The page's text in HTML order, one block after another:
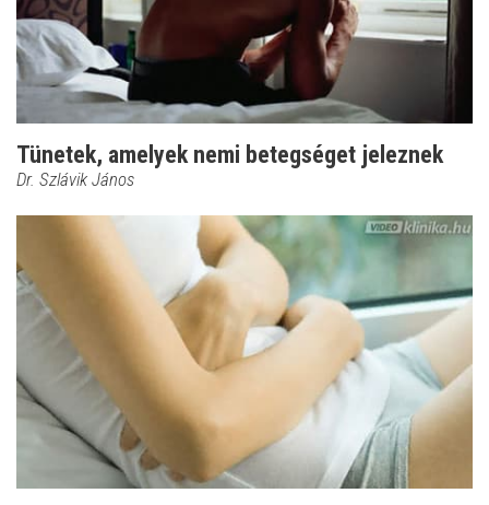
Tünetek, amelyek nemi betegséget jeleznek
Dr. Szlávik János